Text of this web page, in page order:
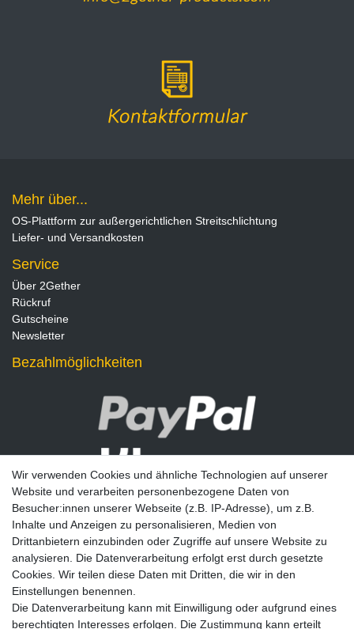
Mehr über...
OS-Plattform zur außergerichtlichen Streitschlichtung
Liefer- und Versandkosten
Service
Über 2Gether
Rückruf
Gutscheine
Newsletter
Bezahlmöglichkeiten
Newsletter
E-MAIL **
Wir verwenden Cookies und ähnliche Technologien auf unserer
Website und verarbeiten personenbezogene Daten von
Besucher:innen unserer Webseite (z.B. IP-Adresse), um z.B.
Inhalte und Anzeigen zu personalisieren, Medien von
Drittanbietern einzubinden oder Zugriffe auf unsere Website zu
analysieren. Die Datenverarbeitung erfolgt erst durch gesetzte
Cookies. Wir teilen diese Daten mit Dritten, die wir in den
Einstellungen benennen.
Die Datenverarbeitung kann mit Einwilligung oder aufgrund eines
berechtigten Interesses erfolgen. Die Zustimmung kann erteilt